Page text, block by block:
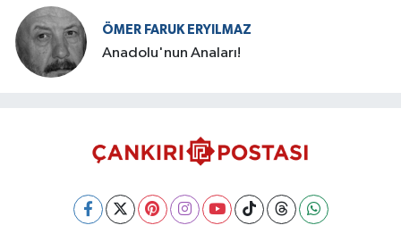
ÖMER FARUK ERYILMAZ
Anadolu'nun Anaları!